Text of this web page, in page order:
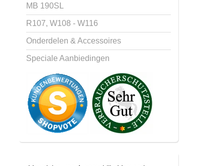
MB 190SL
R107, W108 - W116
Onderdelen & Accessoires
Speciale Aanbiedingen